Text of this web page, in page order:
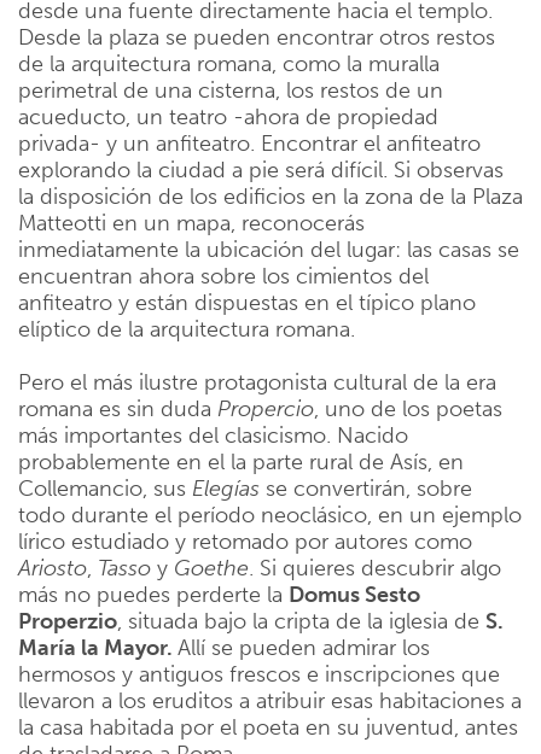
desde una fuente directamente hacia el templo.
Desde la plaza se pueden encontrar otros restos
de la arquitectura romana, como la muralla
perimetral de una cisterna, los restos de un
acueducto, un teatro -ahora de propiedad
privada- y un anfiteatro. Encontrar el anfiteatro
explorando la ciudad a pie será difícil. Si observas
la disposición de los edificios en la zona de la Plaza
Matteotti en un mapa, reconocerás
inmediatamente la ubicación del lugar: las casas se
encuentran ahora sobre los cimientos del
anfiteatro y están dispuestas en el típico plano
elíptico de la arquitectura romana.
Pero el más ilustre protagonista cultural de la era
romana es sin duda Propercio, uno de los poetas
más importantes del clasicismo. Nacido
probablemente en el la parte rural de Asís, en
Collemancio, sus Elegías se convertirán, sobre
todo durante el período neoclásico, en un ejemplo
lírico estudiado y retomado por autores como
Ariosto, Tasso y Goethe. Si quieres descubrir algo
más no puedes perderte la Domus Sesto
Properzio, situada bajo la cripta de la iglesia de S.
María la Mayor. Allí se pueden admirar los
hermosos y antiguos frescos e inscripciones que
llevaron a los eruditos a atribuir esas habitaciones a
la casa habitada por el poeta en su juventud, antes